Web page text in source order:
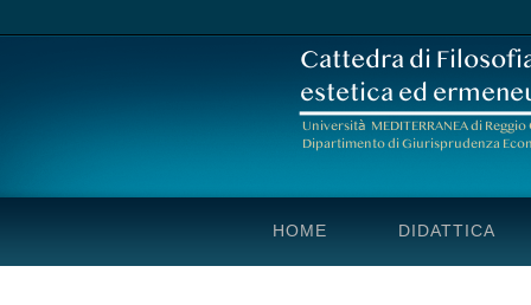
HOME DIDATTICA